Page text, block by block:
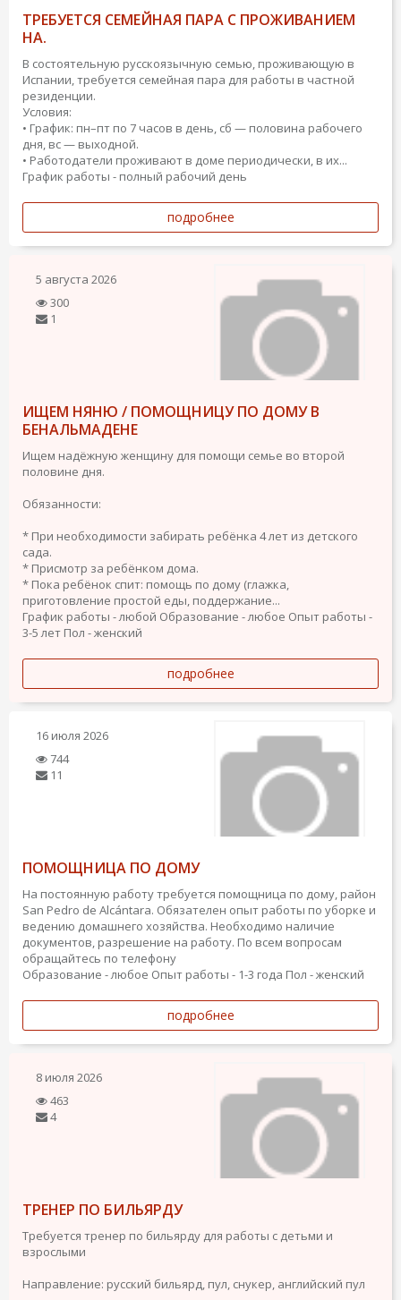
ТРЕБУЕТСЯ СЕМЕЙНАЯ ПАРА С ПРОЖИВАНИЕМ
НА.
В состоятельную русскоязычную семью, проживающую в
Испании, требуется семейная пара для работы в частной
резиденции.
Условия:
• График: пн–пт по 7 часов в день, сб — половина рабочего
дня, вс — выходной.
• Работодатели проживают в доме периодически, в их...
График работы - полный рабочий день
подробнее
5 августа 2026
300
1
ИЩЕМ НЯНЮ / ПОМОЩНИЦУ ПО ДОМУ В
БЕНАЛЬМАДЕНЕ
Ищем надёжную женщину для помощи семье во второй
половине дня.
Обязанности:
* При необходимости забирать ребёнка 4 лет из детского
сада.
* Присмотр за ребёнком дома.
* Пока ребёнок спит: помощь по дому (глажка,
приготовление простой еды, поддержание...
График работы - любой Образование - любое Опыт работы -
3-5 лет Пол - женский
подробнее
16 июля 2026
744
11
ПОМОЩНИЦА ПО ДОМУ
На постоянную работу требуется помощница по дому, район
San Pedro de Alcántara. Обязателен опыт работы по уборке и
ведению домашнего хозяйства. Необходимо наличие
документов, разрешение на работу. По всем вопросам
обращайтесь по телефону
Образование - любое Опыт работы - 1-3 года Пол - женский
подробнее
8 июля 2026
463
4
ТРЕНЕР ПО БИЛЬЯРДУ
Требуется тренер по бильярду для работы с детьми и
взрослыми
Направление: русский бильярд, пул, снукер, английский пул